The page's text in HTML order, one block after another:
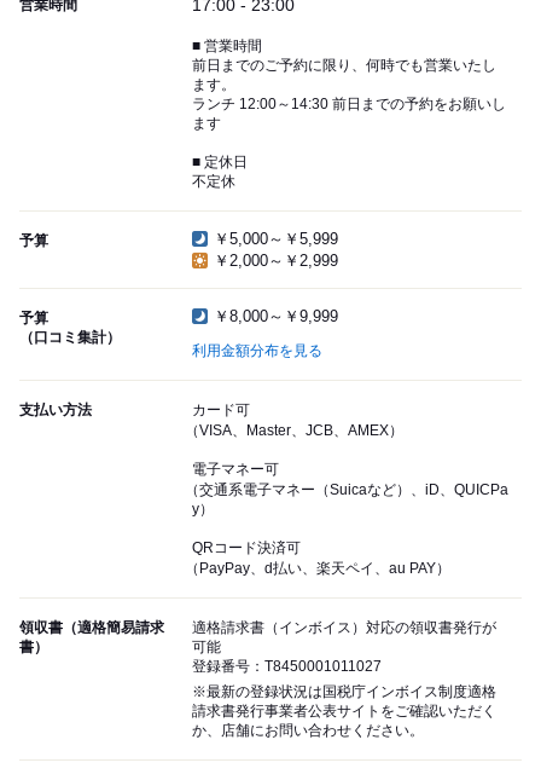
営業時間 17:00 - 23:00
■ 営業時間
前日までのご予約に限り、何時でも営業いたし
ます。
ランチ 12:00～14:30 前日までの予約をお願いし
ます
■ 定休日
不定休
予算
￥5,000～￥5,999
￥2,000～￥2,999
予算
（口コミ集計）
￥8,000～￥9,999
利用金額分布を見る
支払い方法
カード可
（VISA、Master、JCB、AMEX）
電子マネー可
（交通系電子マネー（Suicaなど）、iD、QUICPa
y）
QRコード決済可
（PayPay、d払い、楽天ペイ、au PAY）
領収書（適格簡易請求
書）
適格請求書（インボイス）対応の領収書発行が
可能
登録番号：T8450001011027
※最新の登録状況は国税庁インボイス制度適格
請求書発行事業者公表サイトをご確認いただく
か、店舗にお問い合わせください。